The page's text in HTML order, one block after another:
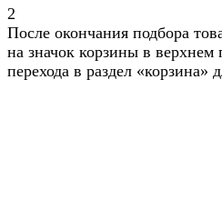
2
После окончания подбора
на значок корзины в верхнем
перехода в раздел